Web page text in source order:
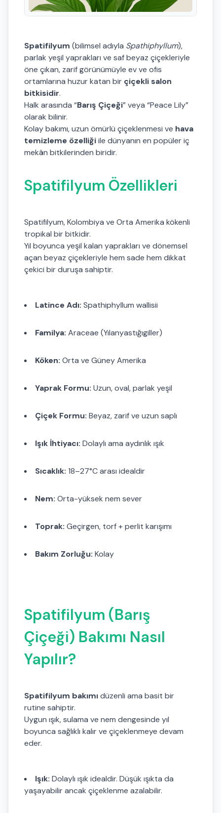
Spatifilyum (bilimsel adıyla Spathiphyllum),
parlak yeşil yaprakları ve saf beyaz çiçekleriyle
öne çıkan, zarif görünümüyle ev ve ofis
ortamlarına huzur katan bir çiçekli salon
bitkisidir.
Halk arasında “Barış Çiçeği” veya “Peace Lily”
olarak bilinir.
Kolay bakımı, uzun ömürlü çiçeklenmesi ve hava
temizleme özelliğiile dünyanın en popüler iç
mekân bitkilerinden biridir.
Spatifilyum Özellikleri
Spatifilyum, Kolombiya ve Orta Amerika kökenli
tropikal bir bitkidir.
Yıl boyunca yeşil kalan yaprakları ve dönemsel
açan beyaz çiçekleriyle hem sade hem dikkat
çekici bir duruşa sahiptir.
Latince Adı: Spathiphyllum wallisii
Familya: Araceae (Yılanyastığıgiller)
Köken: Orta ve Güney Amerika
Yaprak Formu: Uzun, oval, parlak yeşil
Çiçek Formu: Beyaz, zarif ve uzun saplı
Işık İhtiyacı: Dolaylı ama aydınlık ışık
Sıcaklık: 18–27°C arası idealdir
Nem: Orta-yüksek nem sever
Toprak: Geçirgen, torf + perlit karışımı
Bakım Zorluğu: Kolay
Spatifilyum (Barış
Çiçeği) Bakımı Nasıl
Yapılır?
Spatifilyum bakımıdüzenli ama basit bir
rutine sahiptir.
Uygun ışık, sulama ve nem dengesinde yıl
boyunca sağlıklı kalır ve çiçeklenmeye devam
eder.
Işık: Dolaylı ışık idealdir. Düşük ışıkta da
yaşayabilir ancak çiçeklenme azalabilir.